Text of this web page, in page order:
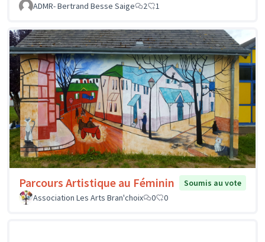
ADMR- Bertrand Besse Saige 2 1
Parcours Artistique au Féminin
Soumis au vote
Association Les Arts Bran'choix
0 0